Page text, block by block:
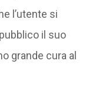
l’utente si
il suo
grande cura al